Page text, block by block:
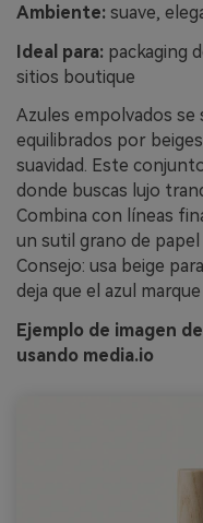
Ambiente: suave,
Ideal para: packaging
sitios boutique
Azules empolvados
equilibrados por
suavidad. Este
donde buscas lujo
Combina con líneas
un sutil grano de
Consejo: usa beige
deja que el azul
Ejemplo de imagen
usando media.io